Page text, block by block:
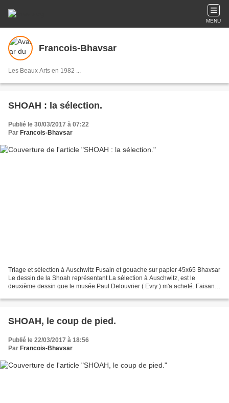
MENU
Francois-Bhavsar
Les Beaux Arts en 1982 ...
SHOAH : la sélection.
Publié le 30/03/2017 à 07:22
Par Francois-Bhavsar
Triage et sélection à Auschwitz Fusain et gouache sur papier 45x65 Bhavsar
Le dessin de la Shoah représentant La sélection à Auschwitz, est le
deuxième dessin que le musée Paul Delouvrier ( Evry ) m'a acheté. Faisant
SHOAH, le coup de pied.
Publié le 22/03/2017 à 18:56
Par Francois-Bhavsar